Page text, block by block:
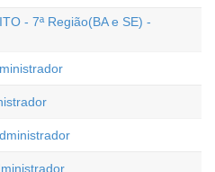
- 7ª Região(BA e SE) -